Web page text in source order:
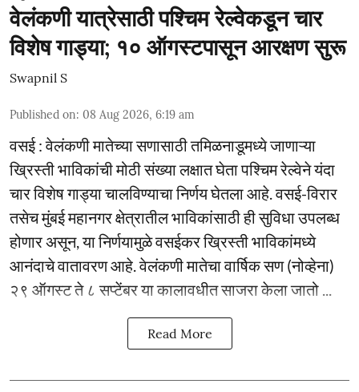
वेलंकणी यात्रेसाठी पश्चिम रेल्वेकडून चार
विशेष गाड्या; १० ऑगस्टपासून आरक्षण सुरू
Swapnil S
Published on: 08 Aug 2026, 6:19 am
वसई : वेलंकणी मातेच्या सणासाठी तमिळनाडूमध्ये जाणाऱ्या
ख्रिस्ती भाविकांची मोठी संख्या लक्षात घेता पश्चिम रेल्वेने यंदा
चार विशेष गाड्या चालविण्याचा निर्णय घेतला आहे. वसई-विरार
तसेच मुंबई महानगर क्षेत्रातील भाविकांसाठी ही सुविधा उपलब्ध
होणार असून, या निर्णयामुळे वसईकर ख्रिस्ती भाविकांमध्ये
आनंदाचे वातावरण आहे. वेलंकणी मातेचा वार्षिक सण (नोव्हेना)
२९ ऑगस्ट ते ८ सप्टेंबर या कालावधीत साजरा केला जातो ...
Read More